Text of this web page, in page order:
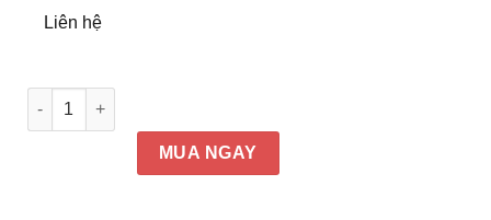
Liên hệ
Backdrop Đức Khang DKB-010 số lượng
MUA NGAY